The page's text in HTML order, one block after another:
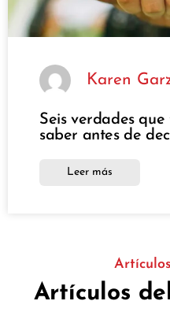
Karen
Seis verdades
saber antes de
Leer más
Artículos